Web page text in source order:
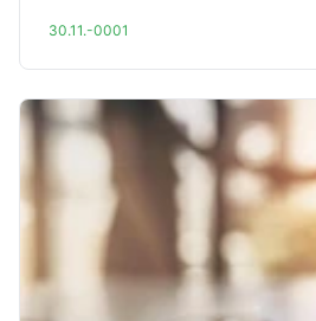
30.11.-0001